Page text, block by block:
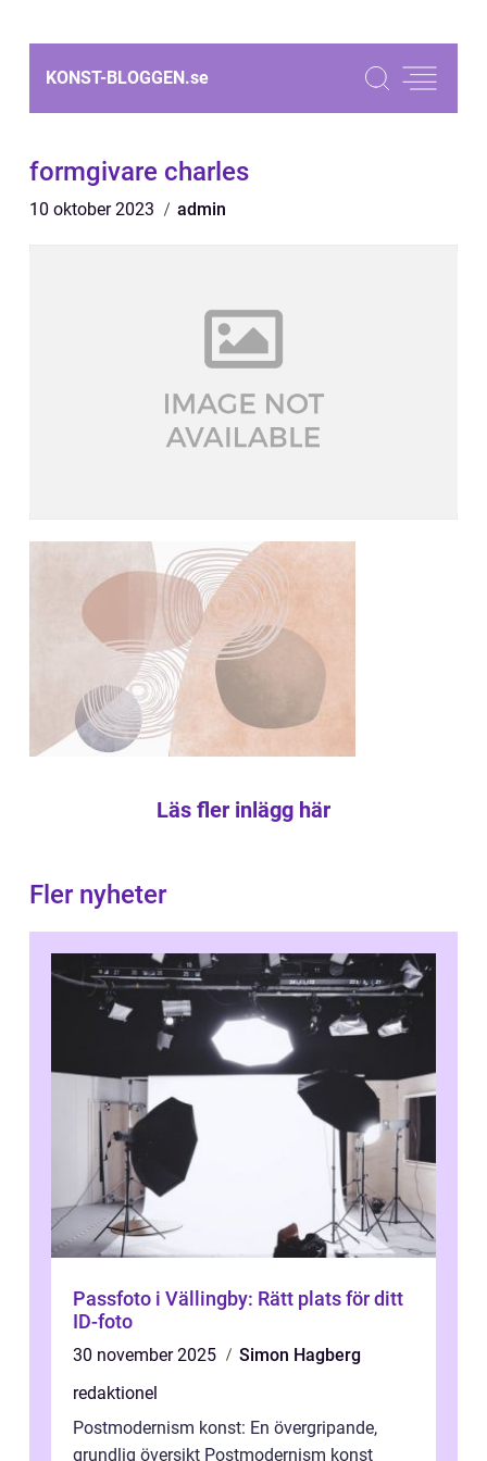
KONST-BLOGGEN.se
formgivare charles
10 oktober 2023 admin
Läs fler inlägg här
Fler nyheter
Passfoto i Vällingby: Rätt plats för ditt
ID-foto
30 november 2025
Simon Hagberg
redaktionel
Postmodernism konst: En övergripande,
grundlig översikt Postmodernism konst